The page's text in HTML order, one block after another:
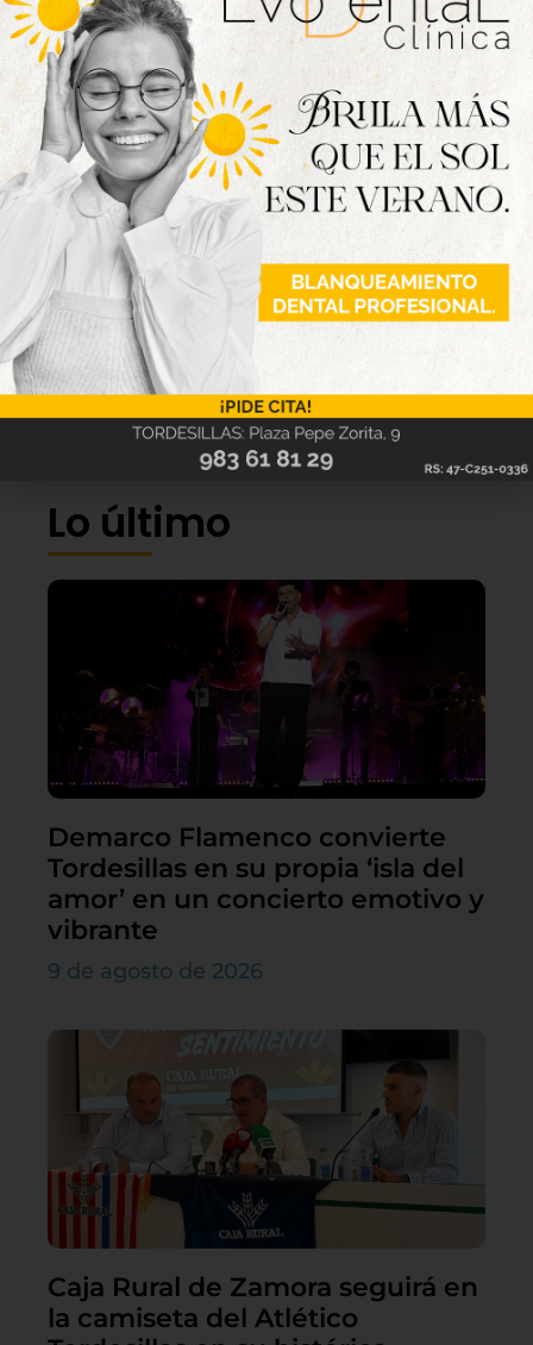
Lo último
Demarco Flamenco convierte
Tordesillas en su propia ‘isla del
amor’ en un concierto emotivo y
vibrante
9 de agosto de 2026
Caja Rural de Zamora seguirá en
la camiseta del Atlético